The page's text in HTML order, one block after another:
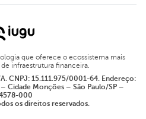
que oferece o ecossistema mais
infraestrutura financeira.
CNPJ: 15.111.975/0001-64. Endereço:
– Cidade Monções – São Paulo/SP –
000
os direitos reservados.